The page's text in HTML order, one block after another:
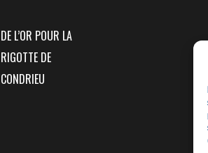
DE L’OR POUR LA
RIGOTTE DE
CONDRIEU